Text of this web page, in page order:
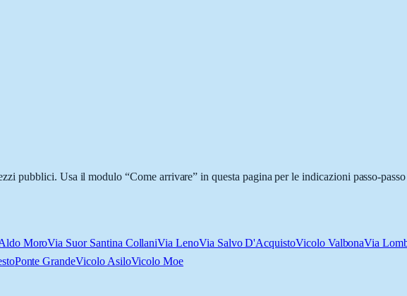
pubblici. Usa il modulo “Come arrivare” in questa pagina per le indicazioni passo-
MoroVia Suor Santina CollaniVia LenoVia Salvo D'AcquistoVicolo ValbonaVia
Ponte GrandeVicolo AsiloVicolo Moe